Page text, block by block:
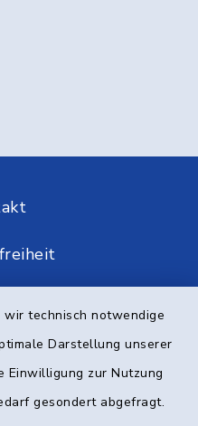
technisch notwendige
Darstellung unserer
Einwilligung zur Nutzung
gesondert abgefragt.